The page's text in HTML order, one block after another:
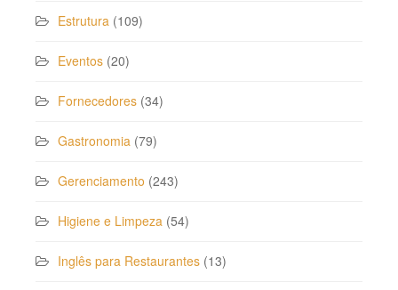
Estrutura (109)
Eventos (20)
Fornecedores (34)
Gastronomia (79)
Gerenciamento (243)
Higiene e Limpeza (54)
Inglês para Restaurantes (13)